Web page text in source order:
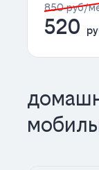
850 руб/
520